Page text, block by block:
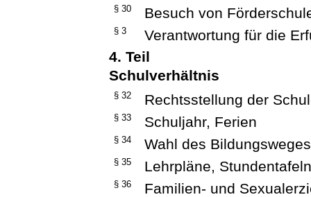
§ 30 Besuch von
§ 3
Verantwortung für die
4. Teil
Schulverhältnis
§ 32 Rechtsstellung der
§ 33 Schuljahr, Ferien
§ 34 Wahl des Bildungsweges
§ 35 Lehrpläne,
§ 36 Familien- und